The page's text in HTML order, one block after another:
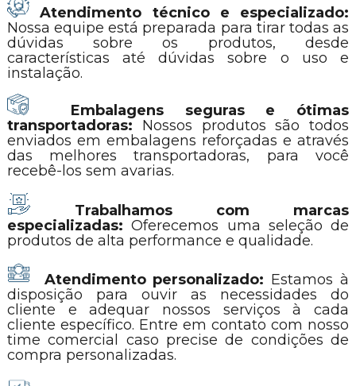
Atendimento técnico e especializado:
Nossa equipe está preparada para tirar todas as
dúvidas sobre os produtos, desde
características até dúvidas sobre o uso e
instalação.
Embalagens seguras e ótimas
transportadoras: Nossos produtos são todos
enviados em embalagens reforçadas e através
das melhores transportadoras, para você
recebê-los sem avarias.
Trabalhamos com marcas
especializadas:Oferecemos uma seleção de
produtos de alta performance e qualidade.
Atendimento personalizado: Estamos à
disposição para ouvir as necessidades do
cliente e adequar nossos serviços à cada
cliente específico. Entre em contato com nosso
time comercial caso precise de condições de
compra personalizadas.